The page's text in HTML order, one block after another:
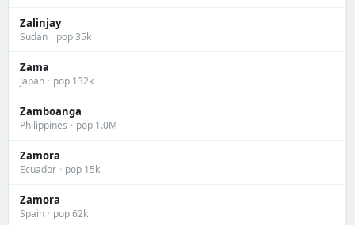
Zalinjay
Sudan · pop 35k
Zama
Japan · pop 132k
Zamboanga
Philippines · pop 1.0M
Zamora
Ecuador · pop 15k
Zamora
Spain · pop 62k